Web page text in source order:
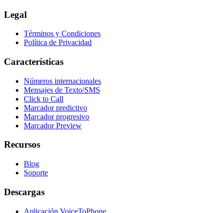
Legal
Términos y Condiciones
Política de Privacidad
Características
Números internacionales
Mensajes de Texto/SMS
Click to Call
Marcador predictivo
Marcador progresivo
Marcador Preview
Recursos
Blog
Soporte
Descargas
Aplicación VoiceToPhone